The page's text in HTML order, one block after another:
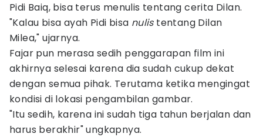
Pidi Baiq, bisa terus menulis tentang cerita Dilan.
"Kalau bisa ayah Pidi bisa nulistentang Dilan
Milea," ujarnya.
Fajar pun merasa sedih penggarapan film ini
akhirnya selesai karena dia sudah cukup dekat
dengan semua pihak. Terutama ketika mengingat
kondisi di lokasi pengambilan gambar.
"Itu sedih, karena ini sudah tiga tahun berjalan dan
harus berakhir" ungkapnya.